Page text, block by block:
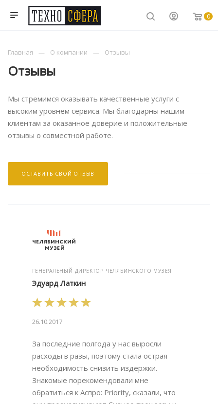
0
Главная О компании Отзывы
Отзывы
Мы стремимся оказывать качественные услуги с
высоким уровнем сервиса. Мы благодарны нашим
клиентам за оказанное доверие и положительные
отзывы о совместной работе.
ОСТАВИТЬ СВОЙ ОТЗЫВ
ГЕНЕРАЛЬНЫЙ ДИРЕКТОР ЧЕЛЯБИНСКОГО МУЗЕЯ
Эдуард Латкин
26.10.2017
За последние полгода у нас выросли
расходы в разы, поэтому стала острая
необходимость снизить издержки.
Знакомые порекомендовали мне
обратиться к Аспро: Priority, сказали, что